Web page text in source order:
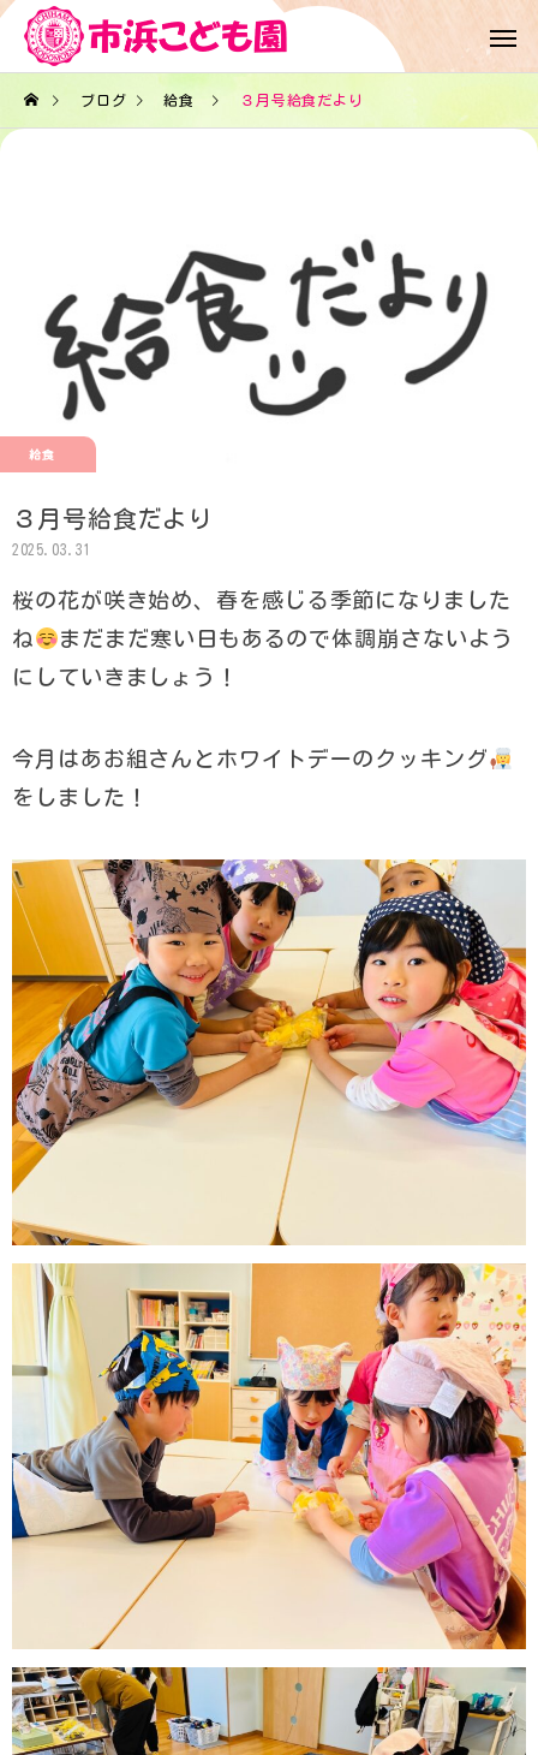
ブログ 給食 ３月号給食だより
給食
３月号給食だより
2025.03.31
桜の花が咲き始め、春を感じる季節になりました
ね
まだまだ寒い日もあるので体調崩さないよう
にしていきましょう！
今月はあお組さんとホワイトデーのクッキング
をしました！